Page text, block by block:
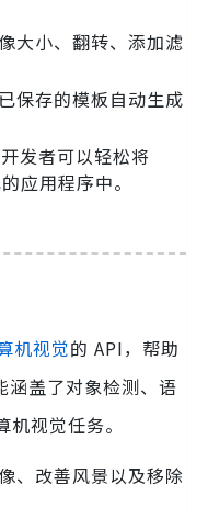
大小、翻转、添加滤
保存的模板自动生成
发者可以轻松将
应用程序中。
机视觉的 API，帮助
涵盖了对象检测、语
视觉任务。
、改善风景以及移除